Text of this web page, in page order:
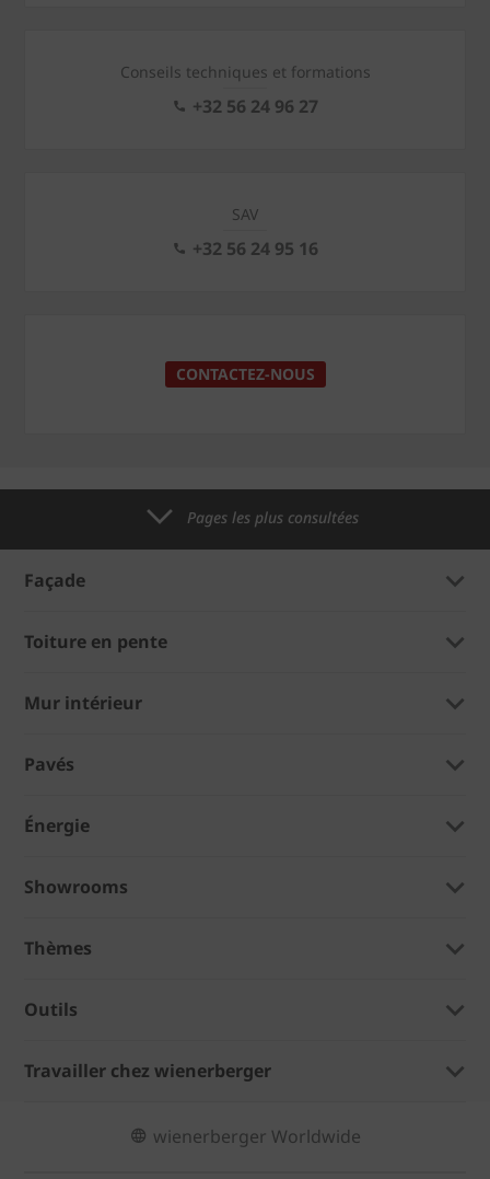
Conseils techniques et formations
+32 56 24 96 27
SAV
+32 56 24 95 16
CONTACTEZ-NOUS
Pages les plus consultées
Façade
Toiture en pente
Mur intérieur
Pavés
Énergie
Showrooms
Thèmes
Outils
Travailler chez wienerberger
wienerberger Worldwide